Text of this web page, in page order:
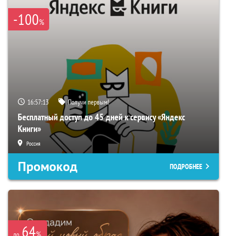
-100%
16:57:12 Получи первым!
Бесплатный доступ до 45 дней к сервису «Яндекс
Книги»
Россия
Промокод ПОДРОБНЕЕ
64%